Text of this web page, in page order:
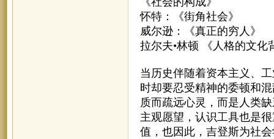
怀特：《街角社会》
威尔逊：《真正的穷人》
拉尔夫•林顿 《人格的文化
当历史伴随着资本主义、
时却要忍受精神的委顿和
质而疏远心灵，而是人类
主观愿望，认识工具也是
值，也因此，吉登斯为社